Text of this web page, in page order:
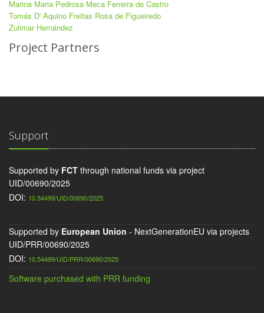
Marina Maria Pedrosa Meca Ferreira de Castro
Tomás D' Aquino Freitas Rosa de Figueiredo
Zulimar Hernández
Project Partners
Support
Supported by FCT through national funds via project
UID/00690/2025
DOI: 10.54499/UID/00690/2025
Supported by European Union - NextGenerationEU via projects
UID/PRR/00690/2025
DOI: 10.54499/UID/PRR/00690/2025
Software purchased with PRR funding